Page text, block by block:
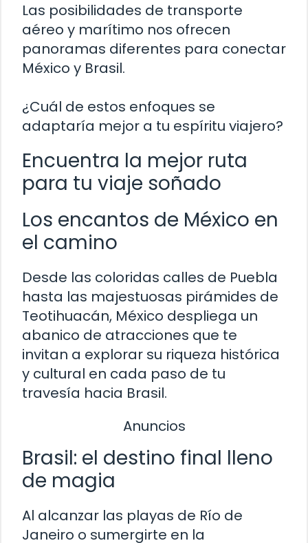
Las posibilidades de transporte
aéreo y marítimo nos ofrecen
panoramas diferentes para conectar
México y Brasil.
¿Cuál de estos enfoques se
adaptaría mejor a tu espíritu viajero?
Encuentra la mejor ruta
para tu viaje soñado
Los encantos de México en
el camino
Desde las coloridas calles de Puebla
hasta las majestuosas pirámides de
Teotihuacán, México despliega un
abanico de atracciones que te
invitan a explorar su riqueza histórica
y cultural en cada paso de tu
travesía hacia Brasil.
Anuncios
Brasil: el destino final lleno
de magia
Al alcanzar las playas de Río de
Janeiro o sumergirte en la